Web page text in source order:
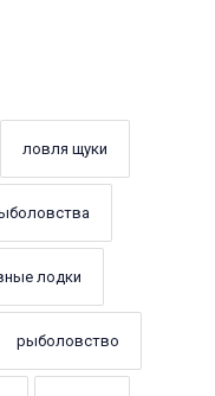
ловля щуки
лодки
рыболовство